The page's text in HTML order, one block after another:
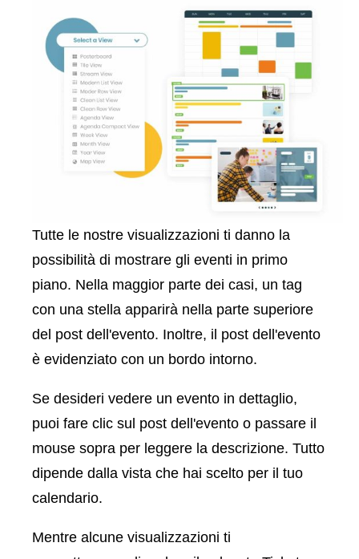
Tutte le nostre visualizzazioni ti danno la
possibilità di mostrare gli eventi in primo
piano. Nella maggior parte dei casi, un tag
con una stella apparirà nella parte superiore
del post dell'evento. Inoltre, il post dell'evento
è evidenziato con un bordo intorno.
Se desideri vedere un evento in dettaglio,
puoi fare clic sul post dell'evento o passare il
mouse sopra per leggere la descrizione. Tutto
dipende dalla vista che hai scelto per il tuo
calendario.
Mentre alcune visualizzazioni ti